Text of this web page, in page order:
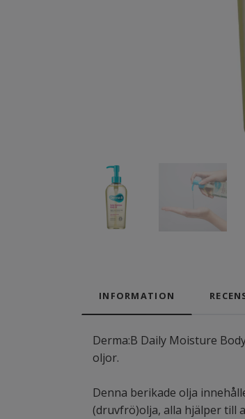
INFORMATION
Derma:B Daily Moisture
oljor.
Denna berikade olja
(druvfrö)olja, alla hjälper till